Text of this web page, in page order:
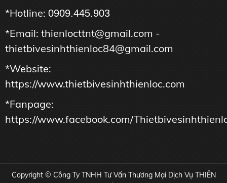
*Hotline: 0909.445.903
*Email: thienlocttnt@gmail.com -
thietbivesinhthienloc84@gmail.com
*Website:
https://www.thietbivesinhthienloc.com
*Fanpage:
https://www.facebook.com/
Copyright © Công Ty TNHH Tư Vấn Thương Mại Dịch Vụ THIÊN